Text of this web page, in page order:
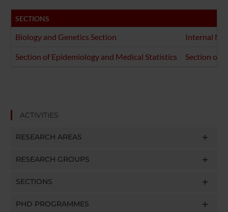
SECTIONS
Biology and Genetics Section Internal
Section of Epidemiology and Medical Statistics Section of
ACTIVITIES
RESEARCH AREAS
RESEARCH GROUPS
SECTIONS
PHD PROGRAMMES